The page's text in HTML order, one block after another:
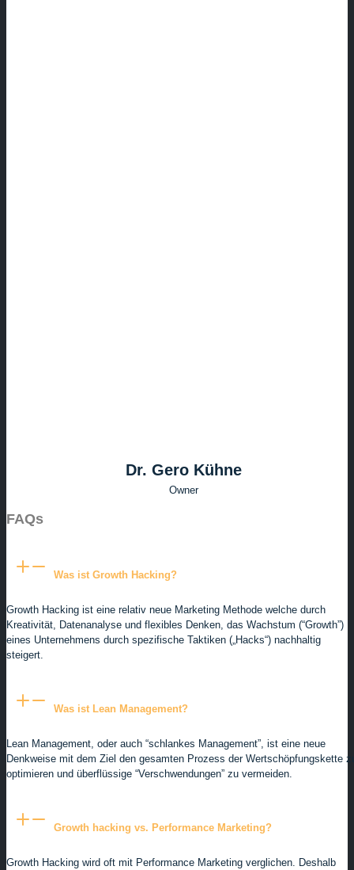
Dr. Gero Kühne
Owner
FAQs
Was ist Growth Hacking?
Growth Hacking ist eine relativ neue Marketing Methode welche durch
Kreativität, Datenanalyse und flexibles Denken, das Wachstum (“Growth”)
eines Unternehmens durch spezifische Taktiken („Hacks“) nachhaltig
steigert.
Was ist Lean Management?
Lean Management, oder auch “schlankes Management”, ist eine neue
Denkweise mit dem Ziel den gesamten Prozess der Wertschöpfungskette
optimieren und überflüssige “Verschwendungen” zu vermeiden.
Growth hacking vs. Performance Marketing?
Growth Hacking wird oft mit Performance Marketing verglichen. Deshalb